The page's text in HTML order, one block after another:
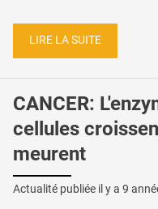
LIRE LA SUITE
CANCER:
cellules
meurent
Actualité publiée il y a 9